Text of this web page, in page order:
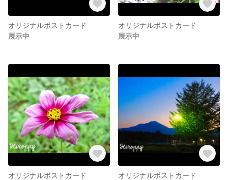
オリジナルポストカード
展示中
オリジナルポストカード
展示中
オリジナルポストカード
オリジナルポストカード